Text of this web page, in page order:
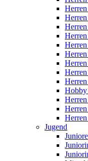
Jugend